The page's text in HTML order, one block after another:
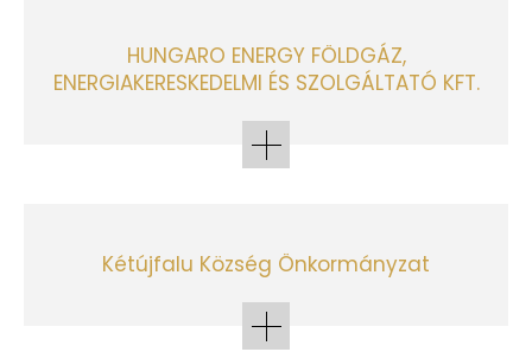
HUNGARO ENERGY FÖLDGÁZ,
ENERGIAKERESKEDELMI ÉS SZOLGÁLTATÓ KFT.
Kétújfalu Község Önkormányzat